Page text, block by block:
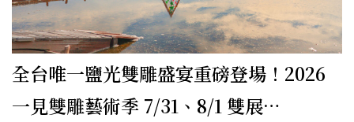
全台唯一鹽光雙雕盛宴重磅登場！2026
一見雙雕藝術季 7/31、8/1 雙展…